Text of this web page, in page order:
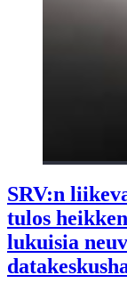
SRV:n
tulos
lukuisia